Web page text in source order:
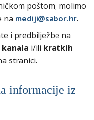
poštom, molimo
na mediji@sabor.hr.
i predbilježbe na
kanala i/ili kratkih
stranici.
informacije iz